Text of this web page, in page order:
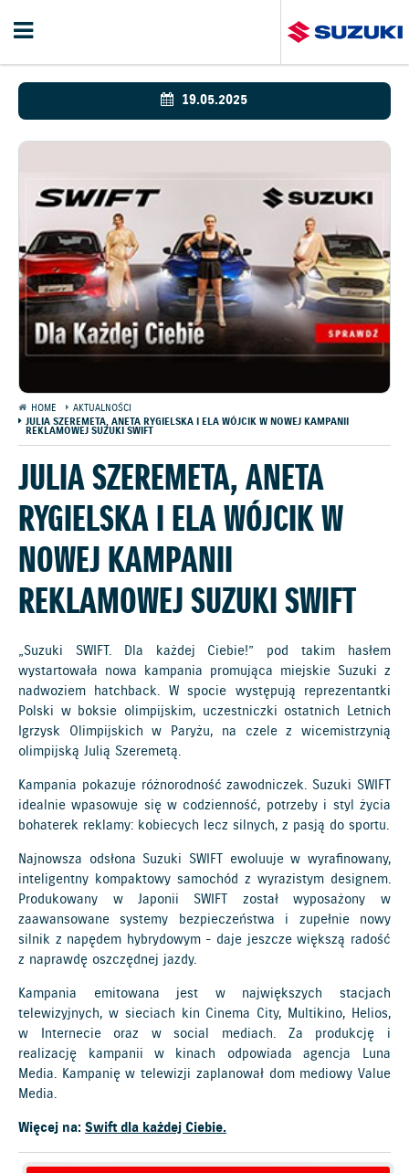
19.05.2025
HOME
AKTUALNOŚCI
JULIA SZEREMETA, ANETA RYGIELSKA I ELA WÓJCIK W NOWEJ KAMPANII
REKLAMOWEJ SUZUKI SWIFT
JULIA SZEREMETA, ANETA
RYGIELSKA I ELA WÓJCIK W
NOWEJ KAMPANII
REKLAMOWEJ SUZUKI SWIFT
„Suzuki SWIFT. Dla każdej Ciebie!” pod takim hasłem
wystartowała nowa kampania promująca miejskie Suzuki z
nadwoziem hatchback. W spocie występują reprezentantki
Polski w boksie olimpijskim, uczestniczki ostatnich Letnich
Igrzysk Olimpijskich w Paryżu, na czele z wicemistrzynią
olimpijską Julią Szeremetą.
Kampania pokazuje różnorodność zawodniczek. Suzuki SWIFT
idealnie wpasowuje się w codzienność, potrzeby i styl życia
bohaterek reklamy: kobiecych lecz silnych, z pasją do sportu.
Najnowsza odsłona Suzuki SWIFT ewoluuje w wyrafinowany,
inteligentny kompaktowy samochód z wyrazistym designem.
Produkowany w Japonii SWIFT został wyposażony w
zaawansowane systemy bezpieczeństwa i zupełnie nowy
silnik z napędem hybrydowym - daje jeszcze większą radość
z naprawdę oszczędnej jazdy.
Kampania emitowana jest w największych stacjach
telewizyjnych, w sieciach kin Cinema City, Multikino, Helios,
w Internecie oraz w social mediach. Za produkcję i
realizację kampanii w kinach odpowiada agencja Luna
Media. Kampanię w telewizji zaplanował dom mediowy Value
Media.
Więcej na:Swift dla każdej Ciebie.